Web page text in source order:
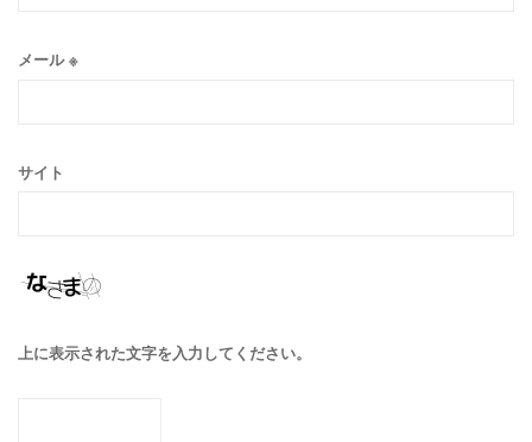
メール※
サイト
上に表示された文字を入力してください。